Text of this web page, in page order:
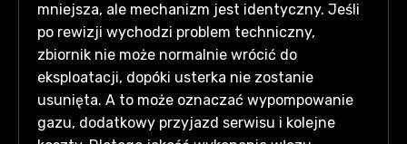
mniejsza, ale mechanizm jest identyczny. Jeśli
po rewizji wychodzi problem techniczny,
zbiornik nie może normalnie wrócić do
eksploatacji, dopóki usterka nie zostanie
usunięta. A to może oznaczać wypompowanie
gazu, dodatkowy przyjazd serwisu i kolejne